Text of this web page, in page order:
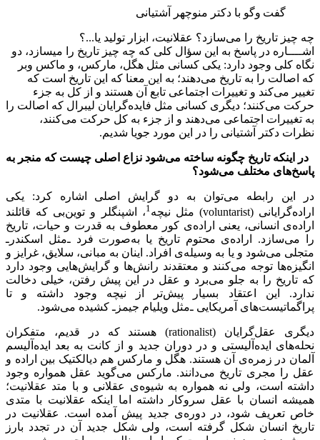
گفت وگو با دکتر منوچهر آشتیانی
چه چیز تاریخ را می‌سازد؟ عقلانیت، ابزار تولید یا...؟
اشــــاره در پاسخ به این سؤال کلی که چه چیز تاریخ را می‏سازد، دو
نگاه کلی وجود دارد: یکی کسانی مثل هگل، مارکس، و ماکس وبر
که اصالت را به تاریخ می‌دهند؛ به این معنا که این تاریخ است که
تغییر می‌کند و تغییرات اجتماعی تابع آن هستند و از کل به جزء
حرکت می‌کنند؛ دیگری کسانی مثل فایده‌گرایان لیبرال که اصالت را
به تغییرات اجتماعی می‌دهند و از جزء به کل حرکت می‌کنند،
نظرات دکتر آشتیانی را در این مورد جویا شدیم.
در اینکه تاریخ چگونه ساخته می‌شود نزاع اصلی چیست که منجر به
پاسخ‌های مختلف می‌شود؟
در این رابطه می‌توان به دو گرایش اصلی اشاره کرد: یکی
اراده‌گرایانی (voluntarist) مثل نیچه 1، اشپنگلر و توین‌بی که قائلند
اراده‌ی انسانی، یعنی اراده‌ی کور معطوف به قدرت و حیات، تاریخ
را می‌سازد. اراده‌ی محتوم تاریخ یا به‌صورت فرد ‌ـ‌مثل اسکندر‌ـ‌
متجلی می‌شود و یا به وسیله‌ی افراد. اینان به مبانی، سلایق، غرایز و
انگیزه‌ها توجه می‌کنند و معتقدند رانش‌ها و گرایش‌هایی وجود دارد
که تاریخ را به جلو می‌برد و عقل در این پیش رفتن، خیلی دخالت
ندارد. این اعتقاد بسیار پیش‌تر از نیچه وجود داشته و تا
پراگماتیست‌های آمریکایی ‌ـ‌مثل ویلیام جیمز‌ـ‌ کشیده می‌شود.
دیگری عقل‌گرایان (rationalist) هستند که در قدیم، متفکران
نحله‌های ایده‌آلیستی و در دوران جدید و از کانت به بعد ایده‌آلیسم
آلمان در زمره‌ی آن هستند. هگل و مارکس هم دیالکتیک بین اراده و
عقل را مجری تاریخ می‌دانند. مارکس می‌گوید عقل همواره وجود
داشته است، ولی نه همواره به شیوه‌ی عقلانی و با متد عقلانیت؛
همیشه انسان با عقل سروکار داشته اما اینکه عقلانیت با متدی
خاص تعریف شود، در دوره‌ی جدید پیش آمده است. عقلانیت در
تاریخ انسان شکل گرفته است، ولی شکل جدید آن در تجدد بارز